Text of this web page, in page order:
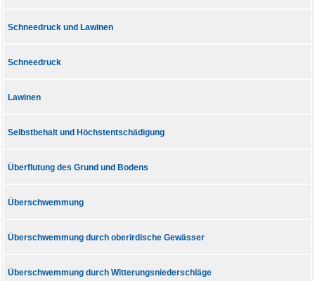
Schneedruck und Lawinen
Schneedruck
Lawinen
Selbstbehalt und Höchstentschädigung
Überflutung des Grund und Bodens
Überschwemmung
Überschwemmung durch oberirdische Gewässer
Überschwemmung durch Witterungsniederschläge